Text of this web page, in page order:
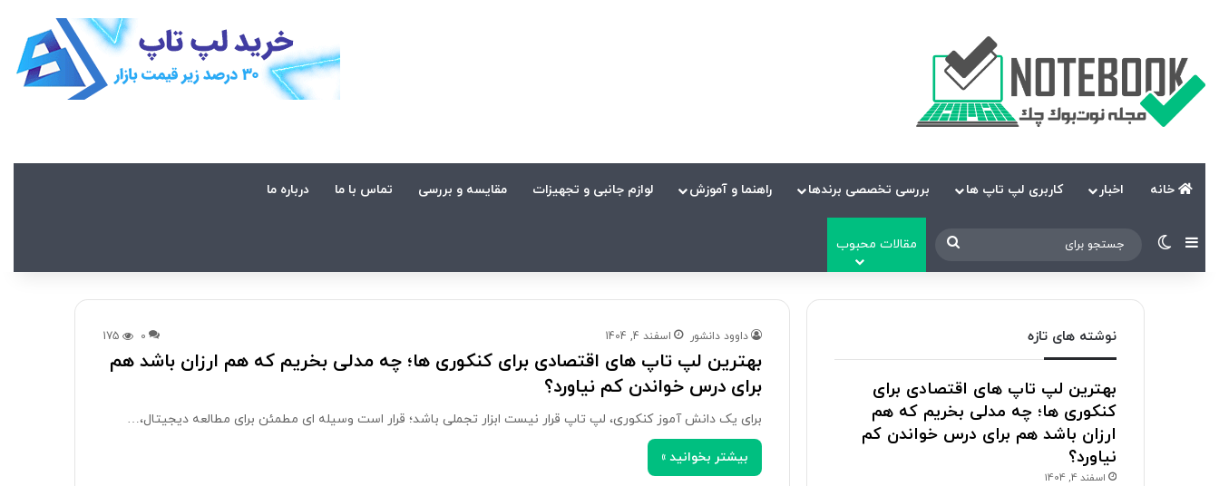
خانه اخبار کاربری لپ تاپ ها بررسی تخصصی برندها راهنما و آموزش لوازم جانبی و تجهیزات مقایسه و بررسی تماس با ما درباره ما
نوارکناریتغییر پوسته
جستجو
برای
مقالات محبوب
داوود دانشور اسفند 4, 1404 0
175
بهترین لپ تاپ های اقتصادی برای کنکوری ها؛ چه مدلی بخریم که هم ارزان باشد هم
برای درس خواندن کم نیاورد؟
برای یک دانش آموز کنکوری، لپ تاپ قرار نیست ابزار تجملی باشد؛ قرار است وسیله ای مطمئن برای مطالعه دیجیتال،…
بیشتر بخوانید »
نوشته های تازه
بهترین لپ تاپ های اقتصادی برای
کنکوری ها؛ چه مدلی بخریم که هم
ارزان باشد هم برای درس خواندن کم
نیاورد؟
اسفند 4, 1404